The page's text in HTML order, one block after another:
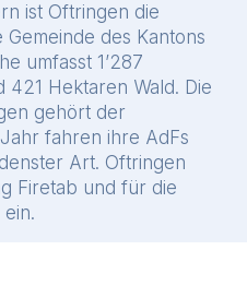
ist Oftringen die
des Kantons
umfasst 1’287
421 Hektaren Wald. Die
gehört der
fahren ihre AdFs
Art. Oftringen
Firetab und für die